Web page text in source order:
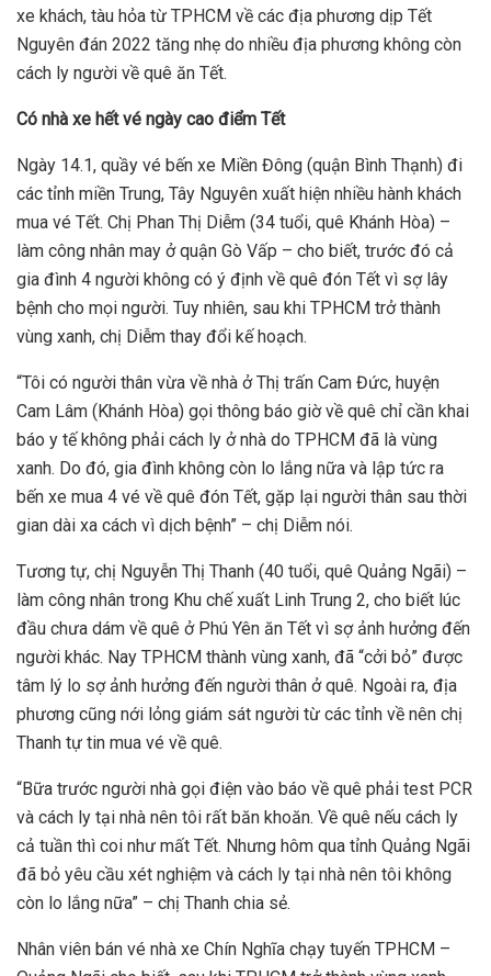
xe khách, tàu hỏa từ TPHCM về các địa phương dịp Tết
Nguyên đán 2022 tăng nhẹ do nhiều địa phương không còn
cách ly người về quê ăn Tết.
Có nhà xe hết vé ngày cao điểm Tết
Ngày 14.1, quầy vé bến xe Miền Đông (quận Bình Thạnh) đi
các tỉnh miền Trung, Tây Nguyên xuất hiện nhiều hành khách
mua vé Tết. Chị Phan Thị Diễm (34 tuổi, quê Khánh Hòa) –
làm công nhân may ở quận Gò Vấp – cho biết, trước đó cả
gia đình 4 người không có ý định về quê đón Tết vì sợ lây
bệnh cho mọi người. Tuy nhiên, sau khi TPHCM trở thành
vùng xanh, chị Diễm thay đổi kế hoạch.
“Tôi có người thân vừa về nhà ở Thị trấn Cam Đức, huyện
Cam Lâm (Khánh Hòa) gọi thông báo giờ về quê chỉ cần khai
báo y tế không phải cách ly ở nhà do TPHCM đã là vùng
xanh. Do đó, gia đình không còn lo lắng nữa và lập tức ra
bến xe mua 4 vé về quê đón Tết, gặp lại người thân sau thời
gian dài xa cách vì dịch bệnh” – chị Diễm nói.
Tương tự, chị Nguyễn Thị Thanh (40 tuổi, quê Quảng Ngãi) –
làm công nhân trong Khu chế xuất Linh Trung 2, cho biết lúc
đầu chưa dám về quê ở Phú Yên ăn Tết vì sợ ảnh hưởng đến
người khác. Nay TPHCM thành vùng xanh, đã “cởi bỏ” được
tâm lý lo sợ ảnh hưởng đến người thân ở quê. Ngoài ra, địa
phương cũng nới lỏng giám sát người từ các tỉnh về nên chị
Thanh tự tin mua vé về quê.
“Bữa trước người nhà gọi điện vào báo về quê phải test PCR
và cách ly tại nhà nên tôi rất băn khoăn. Về quê nếu cách ly
cả tuần thì coi như mất Tết. Nhưng hôm qua tỉnh Quảng Ngãi
đã bỏ yêu cầu xét nghiệm và cách ly tại nhà nên tôi không
còn lo lắng nữa” – chị Thanh chia sẻ.
Nhân viên bán vé nhà xe Chín Nghĩa chạy tuyến TPHCM –